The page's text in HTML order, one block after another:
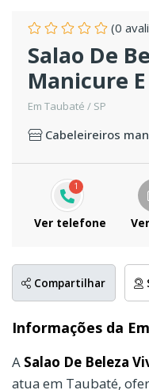
(0
Salao De
Manicure
Em Taubaté / SP
Cabeleireiros
1
Ver telefone
Compartilhar
Informações da
A Salao De Beleza
atua em Taubaté,